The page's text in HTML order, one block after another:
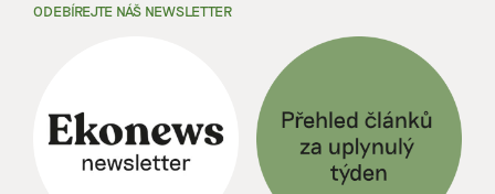
ODEBÍREJTE NÁŠ NEWSLETTER